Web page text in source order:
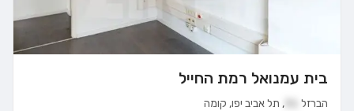
בית עמנואל רמת החייל
הברזל , תל אביב יפו, קומה